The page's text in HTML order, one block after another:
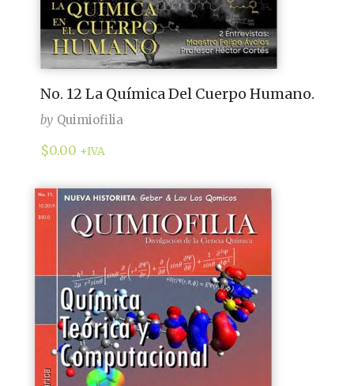
No. 12 La Química Del Cuerpo Humano.
by Quimiofilia
$0.00 +IVA